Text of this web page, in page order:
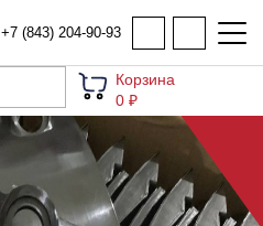
+7 (843) 204-90-93
Корзина
0 ₽